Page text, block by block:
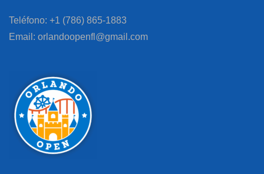
Teléfono: +1 (786) 865-1883
Email: orlandoopenfl@gmail.com